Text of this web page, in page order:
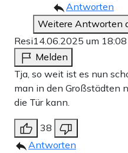
Antworten
Weitere Antworten
Resi14.06.2025 um
Melden
Tja, so weit ist es nun
man in den Großstädten
die Tür kann.
38
Antworten